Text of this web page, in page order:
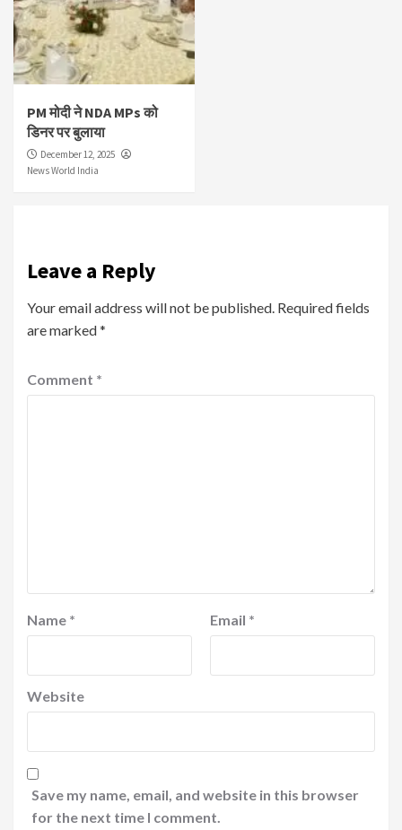
PM मोदी ने NDA MPs को
डिनर पर बुलाया
December 12, 2025
News World India
Leave a Reply
Your email address will not be published. Required fields
are marked*
Comment *
Name * Email *
Website
Save my name, email, and website in this browser
for the next time I comment.